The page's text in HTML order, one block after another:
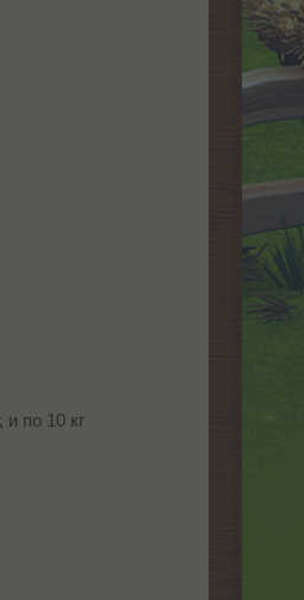
по 10 кг